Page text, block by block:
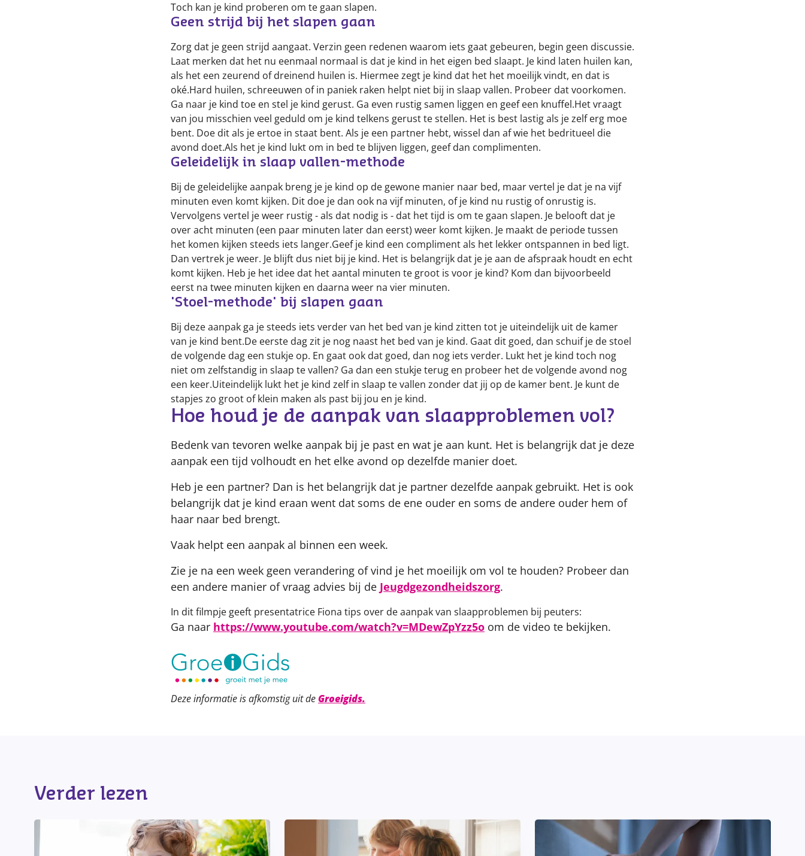
Toch kan je kind proberen om te gaan slapen.
Geen strijd bij het slapen gaan
Zorg dat je geen strijd aangaat. Verzin geen redenen waarom iets gaat gebeuren, begin geen discussie.
Laat merken dat het nu eenmaal normaal is dat je kind in het eigen bed slaapt. Je kind laten huilen kan,
als het een zeurend of dreinend huilen is. Hiermee zegt je kind dat het het moeilijk vindt, en dat is
oké.Hard huilen, schreeuwen of in paniek raken helpt niet bij in slaap vallen. Probeer dat voorkomen.
Ga naar je kind toe en stel je kind gerust. Ga even rustig samen liggen en geef een knuffel.Het vraagt
van jou misschien veel geduld om je kind telkens gerust te stellen. Het is best lastig als je zelf erg moe
bent. Doe dit als je ertoe in staat bent. Als je een partner hebt, wissel dan af wie het bedritueel die
avond doet.Als het je kind lukt om in bed te blijven liggen, geef dan complimenten.
Geleidelijk in slaap vallen-methode
Bij de geleidelijke aanpak breng je je kind op de gewone manier naar bed, maar vertel je dat je na vijf
minuten even komt kijken. Dit doe je dan ook na vijf minuten, of je kind nu rustig of onrustig is.
Vervolgens vertel je weer rustig - als dat nodig is - dat het tijd is om te gaan slapen. Je belooft dat je
over acht minuten (een paar minuten later dan eerst) weer komt kijken. Je maakt de periode tussen
het komen kijken steeds iets langer.Geef je kind een compliment als het lekker ontspannen in bed ligt.
Dan vertrek je weer. Je blijft dus niet bij je kind. Het is belangrijk dat je je aan de afspraak houdt en echt
komt kijken. Heb je het idee dat het aantal minuten te groot is voor je kind? Kom dan bijvoorbeeld
eerst na twee minuten kijken en daarna weer na vier minuten.
'Stoel-methode' bij slapen gaan
Bij deze aanpak ga je steeds iets verder van het bed van je kind zitten tot je uiteindelijk uit de kamer
van je kind bent.De eerste dag zit je nog naast het bed van je kind. Gaat dit goed, dan schuif je de stoel
de volgende dag een stukje op. En gaat ook dat goed, dan nog iets verder. Lukt het je kind toch nog
niet om zelfstandig in slaap te vallen? Ga dan een stukje terug en probeer het de volgende avond nog
een keer.Uiteindelijk lukt het je kind zelf in slaap te vallen zonder dat jij op de kamer bent. Je kunt de
stapjes zo groot of klein maken als past bij jou en je kind.
Hoe houd je de aanpak van slaapproblemen vol?
Bedenk van tevoren welke aanpak bij je past en wat je aan kunt. Het is belangrijk dat je deze
aanpak een tijd volhoudt en het elke avond op dezelfde manier doet.
Heb je een partner? Dan is het belangrijk dat je partner dezelfde aanpak gebruikt. Het is ook
belangrijk dat je kind eraan went dat soms de ene ouder en soms de andere ouder hem of
haar naar bed brengt.
Vaak helpt een aanpak al binnen een week.
Zie je na een week geen verandering of vind je het moeilijk om vol te houden? Probeer dan
een andere manier of vraag advies bij de Jeugdgezondheidszorg.
In dit filmpje geeft presentatrice Fiona tips over de aanpak van slaapproblemen bij peuters:
Ga naar https://www.youtube.com/watch?v=MDewZpYzz5o om de video te bekijken.
Deze informatie is afkomstig uit deGroeigids.
Verder lezen